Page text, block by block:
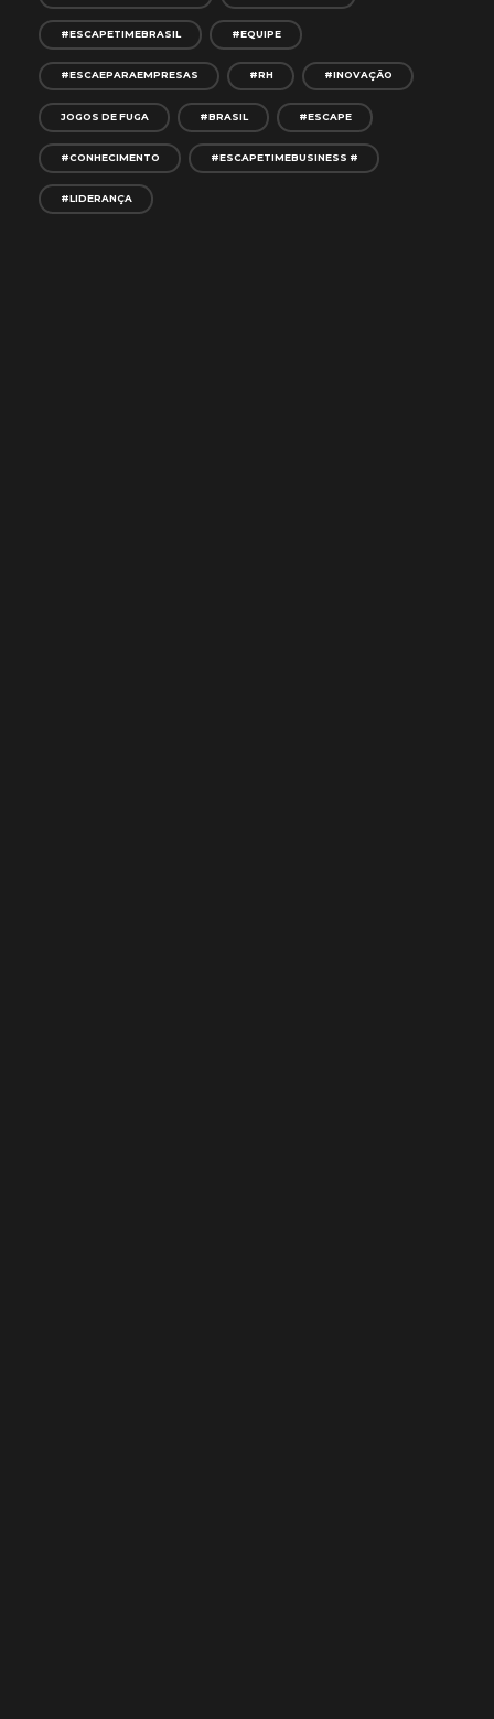
#ESCAPETIMEBRASIL #EQUIPE
#ESCAEPARAEMPRESAS #RH #INOVAÇÃO
JOGOS DE FUGA #BRASIL #ESCAPE
#CONHECIMENTO #ESCAPETIMEBUSINESS #
#LIDERANÇA